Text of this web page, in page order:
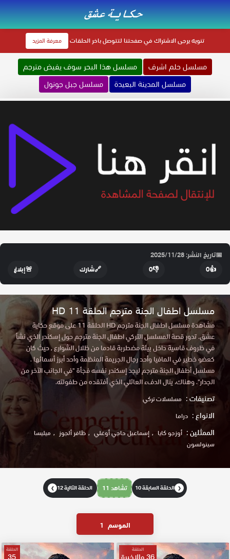
تنويهيرجى الاشتراك في صفحتنا لتتوصل باخر الحلقات معرفة المزيد
مسلسل حلم اشرف
مسلسل هذا البحر سوف يفيض مترجم
مسلسل المدينة البعيدة
مسلسل جبل جونول
📅تاريخ النشر: 2025/11/28
👍
0
👎
0
🔗شارك 🚨إبلاغ
مسلسل اطفال الجنة مترجم الحلقة 11 HD
مشاهدة مسلسل اطفال الجنة مترجم HD الحلقة 11 على موقع حكاية
عشق. تدور قصة المسلسل التركي اطفال الجنة مترجم حول إسكندر الذي نشأ
في ظروف قاسية داخل بيئة مضطربة قادما من ظلال الشوارع , حيث كان
كعضو خطير في المافيا وأحد رجال الجريمة المنظمة وأحد أبرز أسمائها .
مسلسل أطفال الجنة مترجم ليجد إسكندر نفسه فجأة "في الجانب الآخر من
الجدار". وهناك، ينال الدفء العائلي الذي أفتقده من طفولته.
تصنيفات : مسلسلات تركي
الانواع : دراما
الممثلين : أوزجو كايا إسماعيل حاجي أوغلي ظافر ألجوز
ميليسا
سينولسون
❮ الحلقة السابقة 10 تشاهد 11 الحلقة التالية 12 ❯
الموسم 1
الحلقة الحلقة